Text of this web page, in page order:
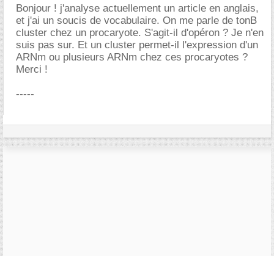
Bonjour ! j'analyse actuellement un article en anglais,
et j'ai un soucis de vocabulaire. On me parle de tonB
cluster chez un procaryote. S'agit-il d'opéron ? Je n'en
suis pas sur. Et un cluster permet-il l'expression d'un
ARNm ou plusieurs ARNm chez ces procaryotes ?
Merci !
-----